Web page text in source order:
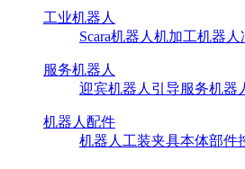
工业机器人
Scara机器人 机加工机器人
服务机器人
迎宾机器人 引导服务机器
机器人配件
机器人工装夹具本体部件